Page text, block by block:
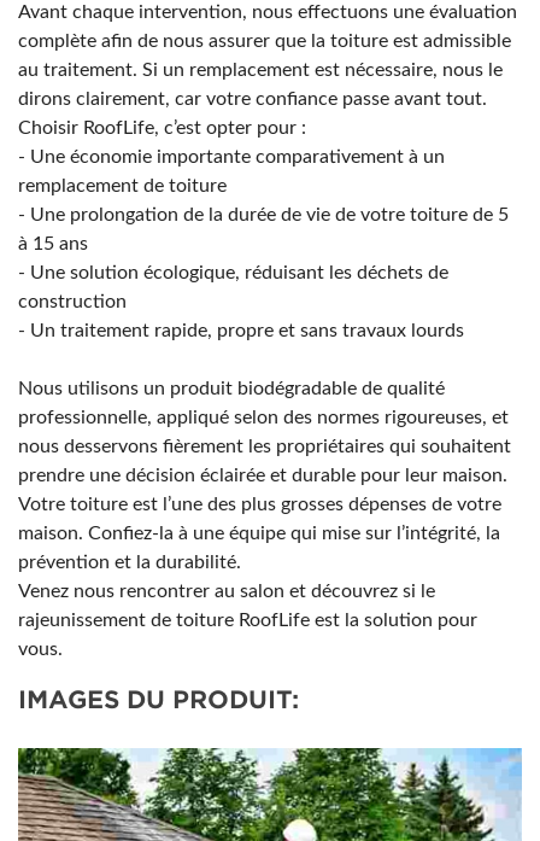
Avant chaque intervention, nous effectuons une évaluation
complète afin de nous assurer que la toiture est admissible
au traitement. Si un remplacement est nécessaire, nous le
dirons clairement, car votre confiance passe avant tout.
Choisir RoofLife, c’est opter pour :
- Une économie importante comparativement à un
remplacement de toiture
- Une prolongation de la durée de vie de votre toiture de 5
à 15 ans
- Une solution écologique, réduisant les déchets de
construction
- Un traitement rapide, propre et sans travaux lourds
Nous utilisons un produit biodégradable de qualité
professionnelle, appliqué selon des normes rigoureuses, et
nous desservons fièrement les propriétaires qui souhaitent
prendre une décision éclairée et durable pour leur maison.
Votre toiture est l’une des plus grosses dépenses de votre
maison. Confiez-la à une équipe qui mise sur l’intégrité, la
prévention et la durabilité.
Venez nous rencontrer au salon et découvrez si le
rajeunissement de toiture RoofLife est la solution pour
vous.
IMAGES DU PRODUIT: